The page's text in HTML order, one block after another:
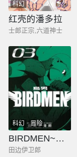
科幻
红壳的潘多拉
士郎正宗,六道神士
科幻 冒险
BIRDMEN~鸟男~
田边伊卫郎